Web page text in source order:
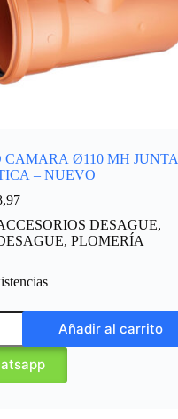
CAMARA Ø110 MH JUNTA
– NUEVO
DESAGUE,
, PLOMERÍA
Añadir al carrito